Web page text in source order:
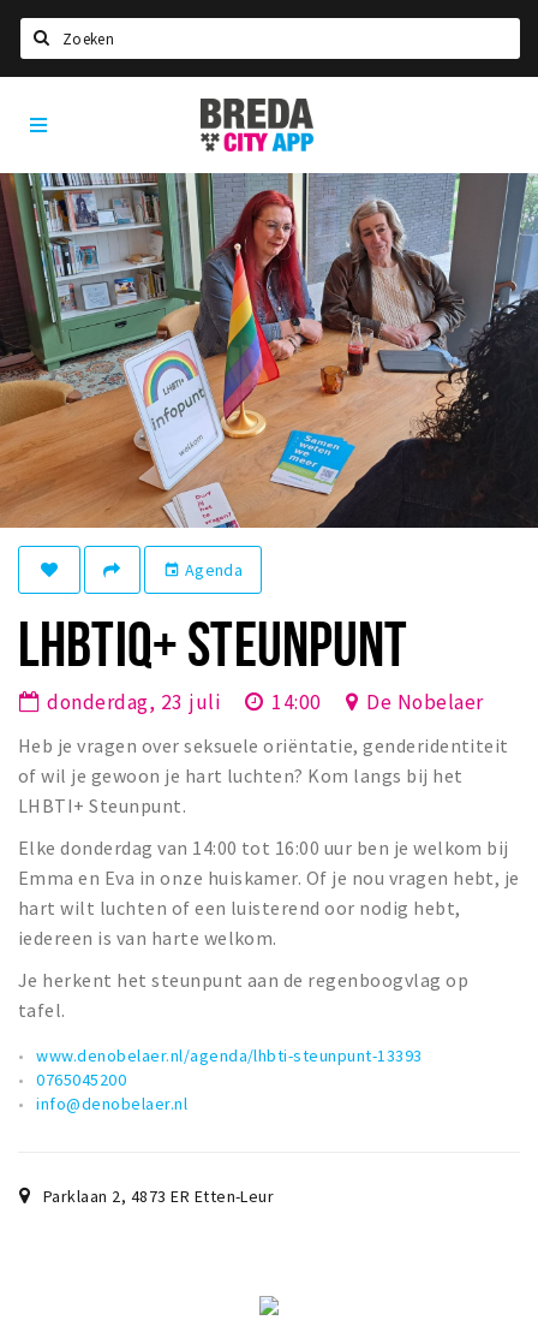
Home
Agenda
Deals
Party pics
Nieuws, interviews & blogs
Eten
Drinken
Slapen
Recreatief
Winkels
Winkelgebieden
Bezienswaardigheden
Musea, theaters & podia
Uitjes & activiteiten
Toeristische routes
Baroniepoorten
Sport
Breda
City
App
event Agenda
LHBTIQ+ STEUNPUNT
donderdag, 23 juli 14:00 De Nobelaer
Heb je vragen over seksuele oriëntatie, genderidentiteit
of wil je gewoon je hart luchten? Kom langs bij het
LHBTI+ Steunpunt.
Elke donderdag van 14:00 tot 16:00 uur ben je welkom bij
Emma en Eva in onze huiskamer. Of je nou vragen hebt, je
hart wilt luchten of een luisterend oor nodig hebt,
iedereen is van harte welkom.
Je herkent het steunpunt aan de regenboogvlag op
tafel.
www.denobelaer.nl/agenda/lhbti-steunpunt-13393
0765045200
info@denobelaer.nl
Parklaan 2, 4873 ER Etten-Leur